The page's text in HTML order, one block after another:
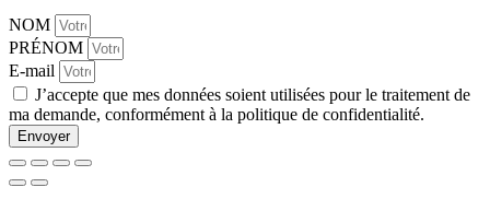
NOM
PRÉNOM
E-mail
Jʼaccepte que mes données soient utilisées pour le traitement de
ma demande, conformément à la politique de confidentialité.
Envoyer